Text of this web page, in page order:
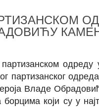
одреду
Владе
који су у